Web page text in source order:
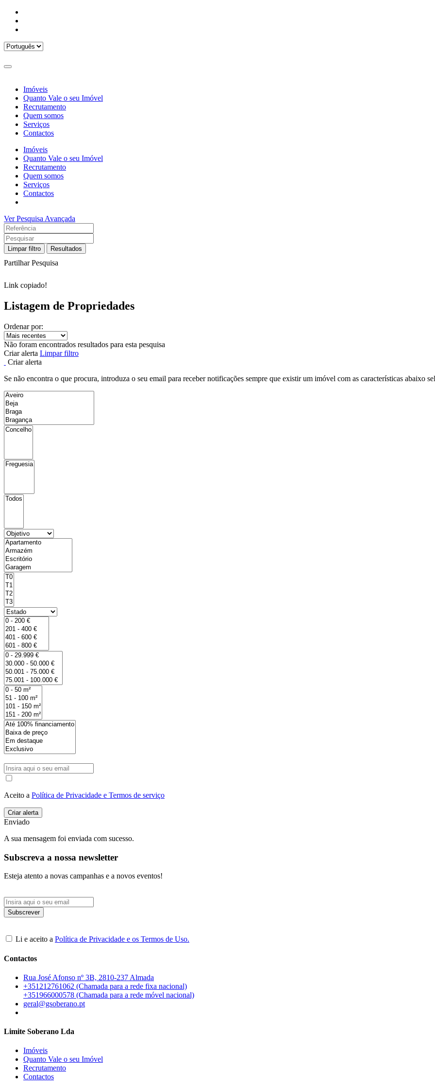
Imóveis
Quanto Vale o seu Imóvel
Recrutamento
Quem somos
Serviços
Contactos
Imóveis
Quanto Vale o seu Imóvel
Recrutamento
Quem somos
Serviços
Contactos
Ver Pesquisa Avançada
Limpar filtro Resultados
Partilhar Pesquisa
Link copiado!
Listagem de Propriedades
Ordenar por:
Não foram encontrados resultados para esta pesquisa
Criar alerta Limpar filtro
Criar alerta
Se não encontra o que procura, introduza o seu email para receber notificações sempre que existir um imóvel com as características abaixo
Aceito a Política de Privacidade e Termos de serviço
Enviado
A sua mensagem foi enviada com sucesso.
Subscreva a nossa newsletter
Esteja atento a novas campanhas e a novos eventos!
Li e aceito a Política de Privacidade e os Termos de Uso.
Contactos
Rua José Afonso nº 3B, 2810-237 Almada
+351212761062 (Chamada para a rede fixa nacional)
+351966000578 (Chamada para a rede móvel nacional)
geral@gsoberano.pt
Limite Soberano Lda
Imóveis
Quanto Vale o seu Imóvel
Recrutamento
Contactos